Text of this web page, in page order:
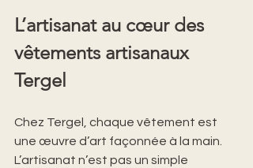
L’artisanat au cœur des
vêtements artisanaux
Tergel
Chez Tergel, chaque vêtement est
une œuvre d’art façonnée à la main.
L’artisanat n’est pas un simple